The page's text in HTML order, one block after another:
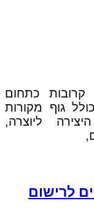
קרובות כתחום
גוף מקורות
ליוצרה,
לרישום